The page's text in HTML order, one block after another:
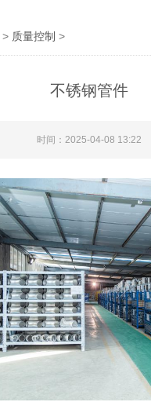
> 质量控制 >
不锈钢管件
时间：2025-04-08 13:22